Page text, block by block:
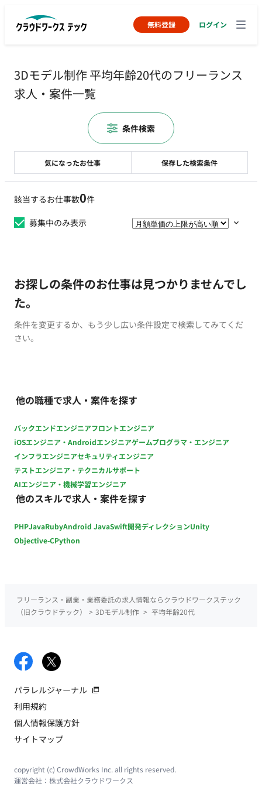
無料登録 ログイン
3Dモデル制作 平均年齢20代のフリーランス
求人・案件一覧
該当するお仕事数0件
募集中のみ表示
お探しの条件のお仕事は見つかりませんでし
た。
条件を変更するか、もう少し広い条件設定で検索してみてくだ
さい。
他の職種で求人・案件を探す
バックエンドエンジニアフロントエンジニア
iOSエンジニア・Androidエンジニアゲームプログラマ・エンジニア
インフラエンジニアセキュリティエンジニア
テストエンジニア・テクニカルサポート
AIエンジニア・機械学習エンジニア
他のスキルで求人・案件を探す
PHPJavaRubyAndroid JavaSwift開発ディレクションUnity
Objective-CPython
気になったお仕事 保存した検索条件
条件検索
フリーランス・副業・業務委託の求人情報ならクラウドワークステック
（旧クラウドテック）
> 3Dモデル制作 > 平均年齢20代
パラレルジャーナル
利用規約
個人情報保護方針
サイトマップ
copyright (c) CrowdWorks Inc. all rights reserved.
運営会社： 株式会社クラウドワークス